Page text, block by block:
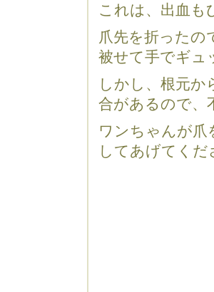
これは、出血も
爪先を折ったの
被せて手でギュ
しかし、根元
合があるので、
ワンちゃんが爪
してあげてくだ